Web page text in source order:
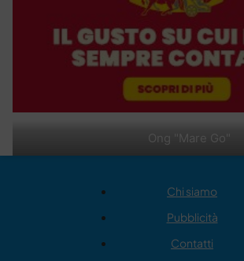
Ong "Mare Go"
Chi siamo
Pubblicità
Contatti